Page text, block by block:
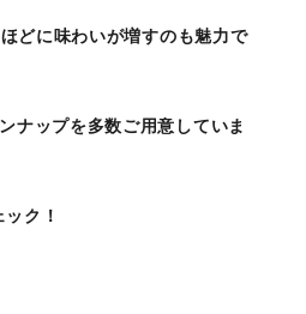
どに味わいが増すのも魅力で
ナップを多数ご用意していま
ク！